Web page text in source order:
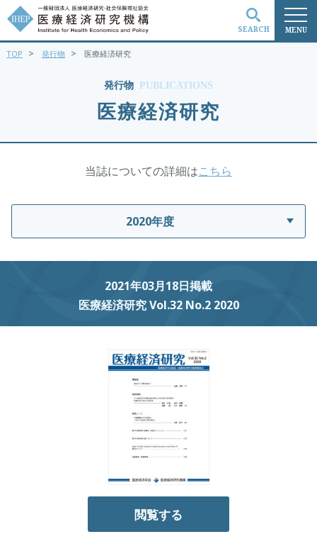
MENU
SEARCH
発行物 PUBLICATIONS
医療経済研究
TOP > 発行物 > 医療経済研究
当誌についての詳細はこちら
2020年度
2021年03月18日掲載
医療経済研究 Vol.32 No.2 2020
閲覧する